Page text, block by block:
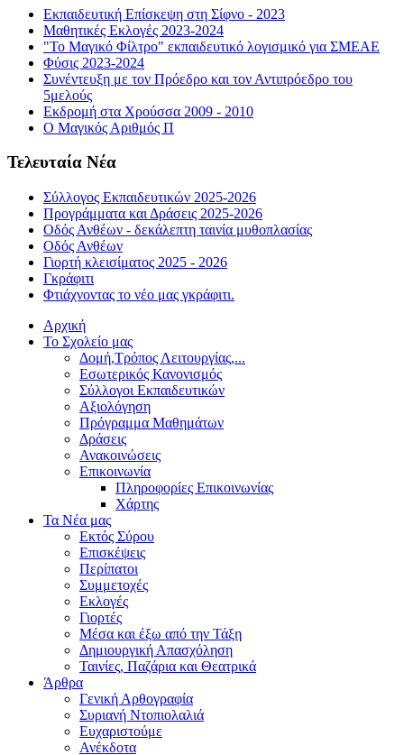
Εκπαιδευτική Επίσκεψη στη Σίφνο - 2023
Μαθητικές Εκλογές 2023-2024
"Το Μαγικό Φίλτρο" εκπαιδευτικό λογισμικό για ΣΜΕΑΕ
Φύσις 2023-2024
Συνέντευξη με τον Πρόεδρο και τον Αντιπρόεδρο του
5μελούς
Εκδρομή στα Χρούσσα 2009 - 2010
Ο Μαγικός Αριθμός Π
Τελευταία Νέα
Σύλλογος Εκπαιδευτικών 2025-2026
Προγράμματα και Δράσεις 2025-2026
Οδός Ανθέων - δεκάλεπτη ταινία μυθοπλασίας
Οδός Ανθέων
Γιορτή κλεισίματος 2025 - 2026
Γκράφιτι
Φτιάχνοντας το νέο μας γκράφιτι.
Αρχική
Το Σχολείο μας
Δομή,Τρόπος Λειτουργίας,...
Εσωτερικός Κανονισμός
Σύλλογοι Εκπαιδευτικών
Αξιολόγηση
Πρόγραμμα Μαθημάτων
Δράσεις
Ανακοινώσεις
Επικοινωνία
Πληροφορίες Επικοινωνίας
Χάρτης
Τα Νέα μας
Εκτός Σύρου
Επισκέψεις
Περίπατοι
Συμμετοχές
Εκλογές
Γιορτές
Μέσα και έξω από την Τάξη
Δημιουργική Απασχόληση
Ταινίες, Παζάρια και Θεατρικά
Άρθρα
Γενική Αρθογραφία
Συριανή Ντοπιολαλιά
Ευχαριστούμε
Ανέκδοτα